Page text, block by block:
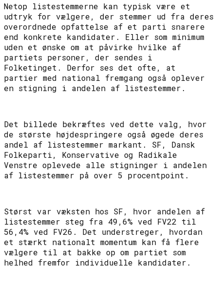
Netop listestemmerne kan typisk være et
udtryk for vælgere, der stemmer ud fra deres
overordnede opfattelse af et parti snarere
end konkrete kandidater. Eller som minimum
uden et ønske om at påvirke hvilke af
partiets personer, der sendes i
Folketinget. Derfor ses det ofte, at
partier med national fremgang også oplever
en stigning i andelen af listestemmer.
Det billede bekræftes ved dette valg, hvor
de største højdespringere også øgede deres
andel af listestemmer markant. SF, Dansk
Folkeparti, Konservative og Radikale
Venstre oplevede alle stigninger i andelen
af listestemmer på over 5 procentpoint.
Størst var væksten hos SF, hvor andelen af
listestemmer steg fra 49,6% ved FV22 til
56,4% ved FV26. Det understreger, hvordan
et stærkt nationalt momentum kan få flere
vælgere til at bakke op om partiet som
helhed fremfor individuelle kandidater.